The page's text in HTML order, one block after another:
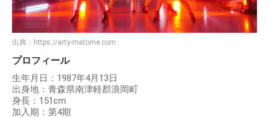
出典： https://arty-matome.com
プロフィール
生年月日：1987年4月13日
出身地：青森県南津軽郡浪岡町
身長：151cm
加入期：第4期